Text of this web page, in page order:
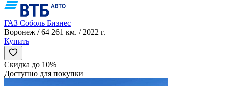
ГАЗ Соболь Бизнес
Воронеж / 64 261 км. / 2022 г.
Купить
Скидка до 10%
Доступно для покупки